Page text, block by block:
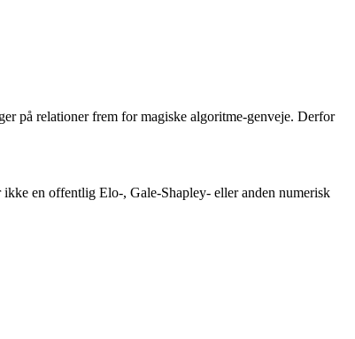
på relationer frem for magiske algoritme-genveje. Derfor
ikke en offentlig Elo-, Gale-Shapley- eller anden numerisk